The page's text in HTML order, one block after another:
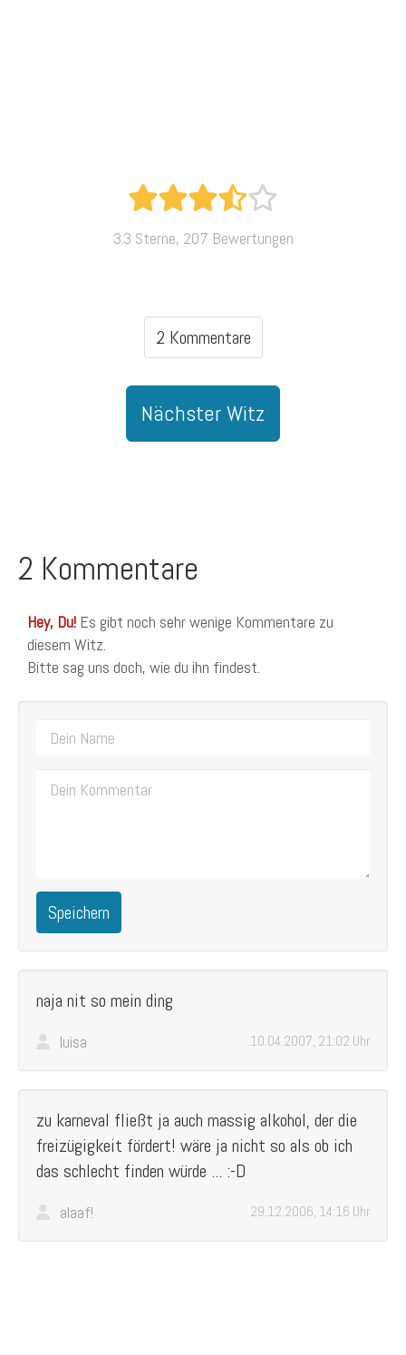
3.3 Sterne, 207 Bewertungen
2 Kommentare
Nächster Witz
2 Kommentare
Hey, Du! Es gibt noch sehr wenige Kommentare zu
diesem Witz.
Bitte sag uns doch, wie du ihn findest.
Speichern
naja nit so mein ding
luisa 10.04.2007, 21:02 Uhr
zu karneval fließt ja auch massig alkohol, der die
freizügigkeit fördert! wäre ja nicht so als ob ich
das schlecht finden würde ... :-D
alaaf! 29.12.2006, 14:16 Uhr